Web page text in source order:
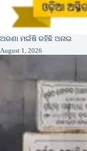
ଅରଣା ମଇଁଷି ରହିଛି ଅନାଇ
August 1, 2026